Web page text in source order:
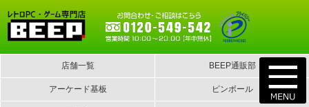
店舗一覧 BEEP通販部
アーケード基板 ピンボール